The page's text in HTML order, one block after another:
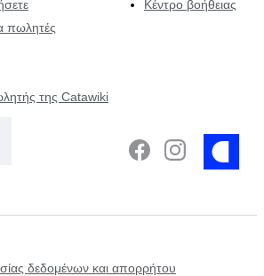
πωλητές
της Catawiki
Κέντρο βοήθειας
δεδομένων και απορρήτου